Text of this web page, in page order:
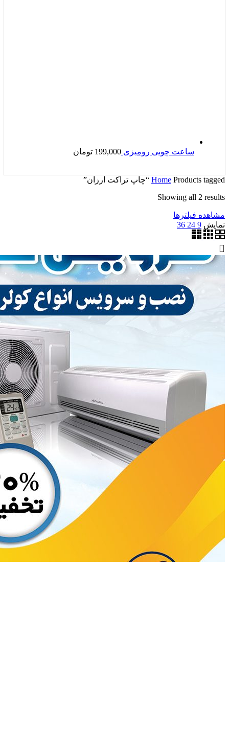
ساعت چوبی رومیزی 199,000 تومان
Home Products tagged “چاپ تراکت ارزان”
Showing all 2 results
مشاهده فیلترها
نمایش 9
24
36